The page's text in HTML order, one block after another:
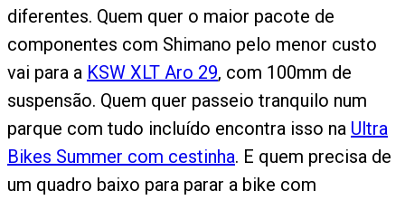
diferentes. Quem quer o maior pacote de
componentes com Shimano pelo menor custo
vai para a KSW XLT Aro 29, com 100mm de
suspensão. Quem quer passeio tranquilo num
parque com tudo incluído encontra isso na Ultra
Bikes Summer com cestinha. E quem precisa de
um quadro baixo para parar a bike com